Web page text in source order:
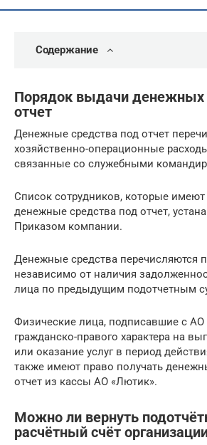
Содержание
Порядок выдачи денежных
отчет
Денежные средства под отчет
хозяйственно-операционные
связанные со служебными
Список сотрудников, которые имеют
денежные средства под отчет,
Приказом компании.
Денежные средства перечисляются
независимо от наличия
лица по предыдущим подотчетным
Физические лица, подписавшие с АО
гражданско-правого характера на
или оказание услуг в период
также имеют право получать
отчет из кассы АО «Лютик».
Можно ли вернуть
расчётный счёт